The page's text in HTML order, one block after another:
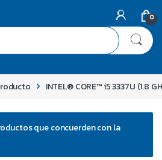
0
INTEL® CORE™ i5 3337U (1.8
que concuerden con la